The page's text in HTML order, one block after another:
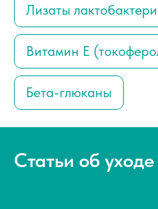
Лизаты
Витамин Е
Бета-глюканы
Статьи об